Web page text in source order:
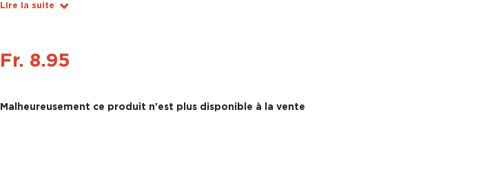
Lire la suite
Fr. 8.95
Malheureusement ce produit n'est plus disponible à la vente